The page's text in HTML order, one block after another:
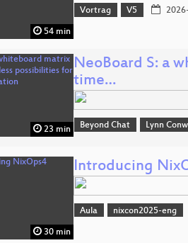
54 min
Vortrag V5
23 min
NeoBoard S: a
time…
Beyond Chat Lynn
30 min
Introducing
Aula nixcon2025-eng